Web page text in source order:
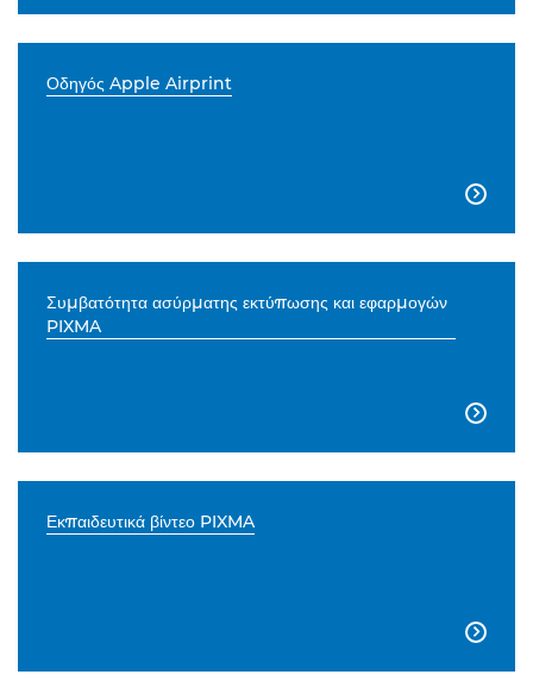
Οδηγός Apple Airprint

Συμβατότητα ασύρματης εκτύπωσης και εφαρμογών
PIXMA

Εκπαιδευτικά βίντεο PIXMA
